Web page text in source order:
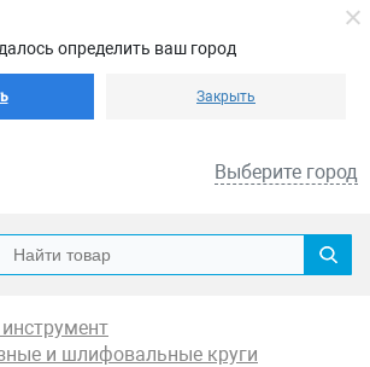
определить ваш город
Закрыть
Выберите город
и шлифовальные круги